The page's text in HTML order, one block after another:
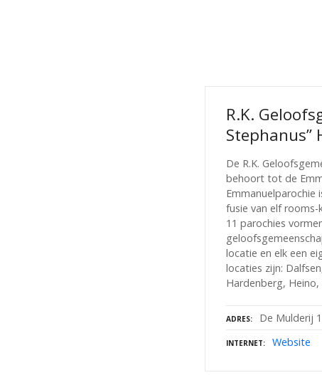
R.K.
Stephanus”
De R.K.
behoort tot de
Emmanuelparochie
fusie van elf rooms-
11 parochies
locatie en elk een
locaties zijn:
Hardenberg,
ADRES De Mulderij
INTERNET Website